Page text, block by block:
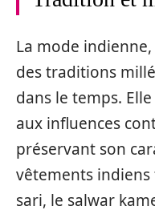
La mode
des traditions
dans le temps.
aux influences
préservant son
vêtements
sari, le salwar